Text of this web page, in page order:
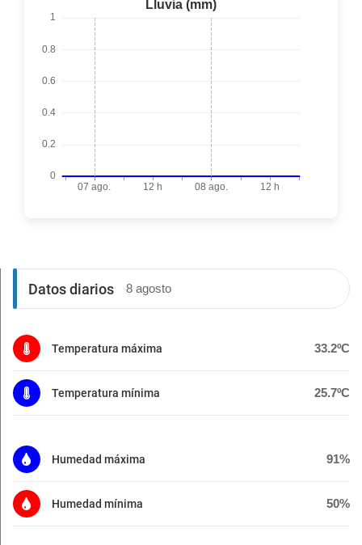
Datos diarios 8 agosto
Temperatura máxima 33.2ºC
Temperatura mínima 25.7ºC
Humedad máxima 91%
Humedad mínima 50%